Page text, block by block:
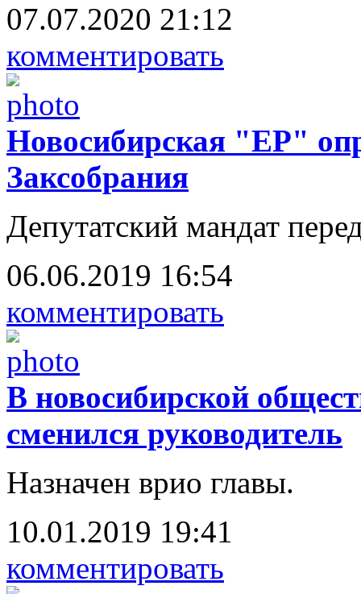
07.07.2020 21:12
комментировать
Новосибирская "ЕР"
Заксобрания
Депутатский мандат
06.06.2019 16:54
комментировать
В новосибирской
сменился руководитель
Назначен врио главы.
10.01.2019 19:41
комментировать